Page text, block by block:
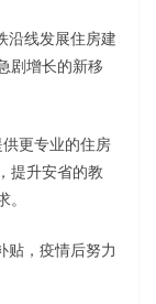
沿线发展住房建
剧增长的新移
更专业的住房
提升安省的教
贴，疫情后努力